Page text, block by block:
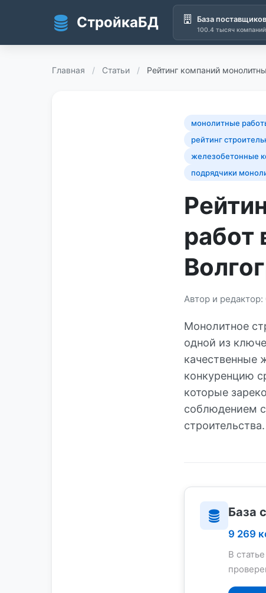
СтройкаБД База поставщиков
100.4 тысяч компаний
Главная / Статьи / Рейтинг компаний
монолитные
рейтинг
железобетонные
подрядчики
работ
Автор и
Монолитное
одной из
качественные
конкуренцию
которые
соблюдением
строительства.
База
9 269
В